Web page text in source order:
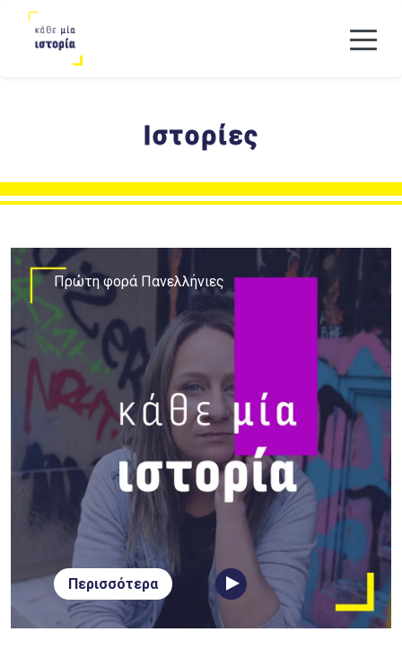
Ιστορίες
Περισσότερα
Πρώτη φορά Πανελλήνιες